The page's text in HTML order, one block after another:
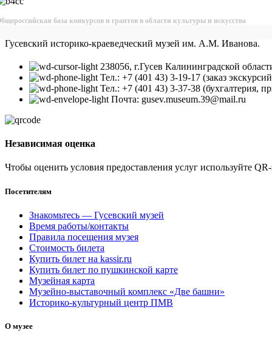
база конкурсов и грантов в области культуры и искусства
Гусевский историко-краеведческий музей им. А.М. Иванова.
238056, г.Гусев Калининградской
Тел.: +7 (401 43) 3-19-17 (заказ
Тел.: +7 (401 43) 3-37-38 (бухгалтерия,
Почта: gusev.museum.39@mail.ru
Независимая оценка
Чтобы оценить условия предоставления услуг используйте
Посетителям
Знакомьтесь — Гусевский музей
Время работы/контакты
Правила посещения музея
Стоимость билета
Купить билет на kassir.ru
Купить билет по пушкинской карте
Музейная карта
Музейно-выставочный комплекс «Две башни»
Историко-культурный центр ПМВ
О музее